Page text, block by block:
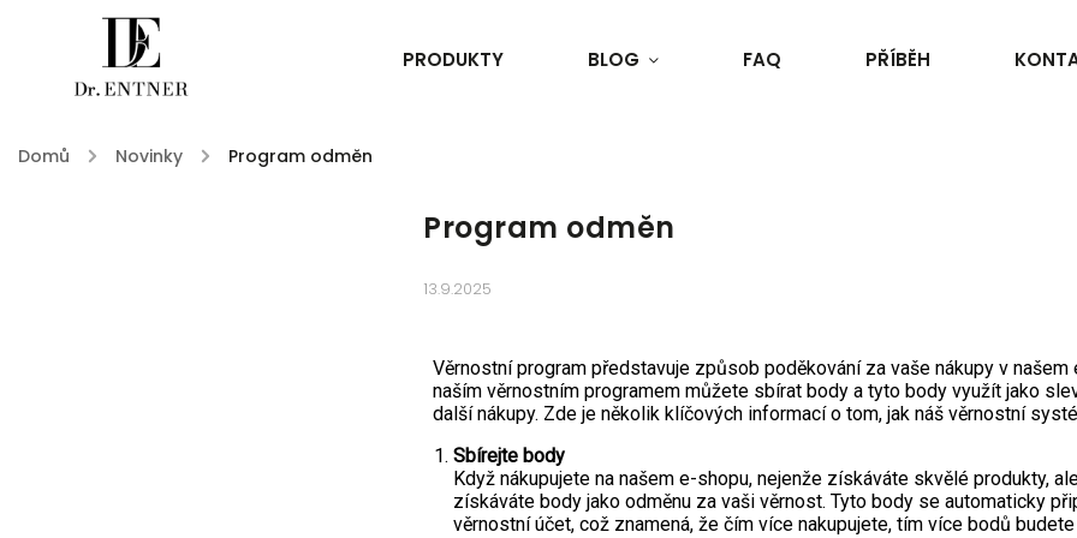
PRODUKTY BLOG FAQ PŘÍBĚH
Domů / Novinky / Program odměn
Program odměn
13.9.2025